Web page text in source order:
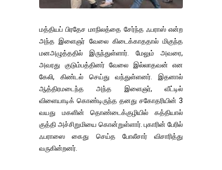
மத்தியப் பிரதேச மாநிலத்தை சேர்ந்த ஃபராஸ் என்ற
அந்த இளைஞர் வேலை கிடைக்காததால் மிகுந்த
மனஅழுத்ததில் இருந்துள்ளார். மேலும் அவரை,
அவரது குடும்பத்தினர் வேலை இல்லாதவன் என
கேலி, கிண்டல் செய்து வந்துள்ளனர். இதனால்
ஆத்திரமடைந்த அந்த இளைஞர், வீட்டில்
விளையாடிக் கொண்டிருந்த தனது சகோதரியின் 3
வயது மகளின் தொண்டைக்குழியில் கத்தியால்
குத்தி அச்சிறுமியை கொன்றுள்ளார். புகாரின் பேரில்
ஃபராஸை கைது செய்த போலீசார் விசாரித்து
வருகின்றனர்.